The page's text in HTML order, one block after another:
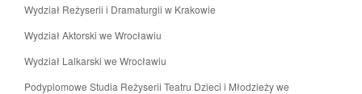
Wydział Reżyserii i Dramaturgii w Krakowie
Wydział Aktorski we Wrocławiu
Wydział Lalkarski we Wrocławiu
Podyplomowe Studia Reżyserii Teatru Dzieci i Młodzieży we